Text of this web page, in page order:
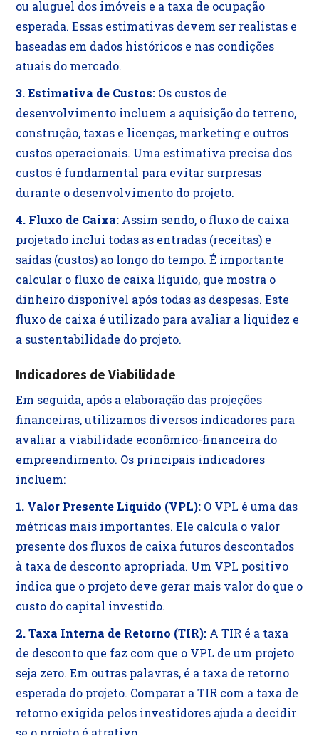
ou aluguel dos imóveis e a taxa de ocupação
esperada. Essas estimativas devem ser realistas e
baseadas em dados históricos e nas condições
atuais do mercado.
3. Estimativa de Custos: Os custos de
desenvolvimento incluem a aquisição do terreno,
construção, taxas e licenças, marketing e outros
custos operacionais. Uma estimativa precisa dos
custos é fundamental para evitar surpresas
durante o desenvolvimento do projeto.
4. Fluxo de Caixa: Assim sendo, o fluxo de caixa
projetado inclui todas as entradas (receitas) e
saídas (custos) ao longo do tempo. É importante
calcular o fluxo de caixa líquido, que mostra o
dinheiro disponível após todas as despesas. Este
fluxo de caixa é utilizado para avaliar a liquidez e
a sustentabilidade do projeto.
Indicadores de Viabilidade
Em seguida, após a elaboração das projeções
financeiras, utilizamos diversos indicadores para
avaliar a viabilidade econômico-financeira do
empreendimento. Os principais indicadores
incluem:
1. Valor Presente Líquido (VPL): O VPL é uma das
métricas mais importantes. Ele calcula o valor
presente dos fluxos de caixa futuros descontados
à taxa de desconto apropriada. Um VPL positivo
indica que o projeto deve gerar mais valor do que o
custo do capital investido.
2. Taxa Interna de Retorno (TIR): A TIR é a taxa
de desconto que faz com que o VPL de um projeto
seja zero. Em outras palavras, é a taxa de retorno
esperada do projeto. Comparar a TIR com a taxa de
retorno exigida pelos investidores ajuda a decidir